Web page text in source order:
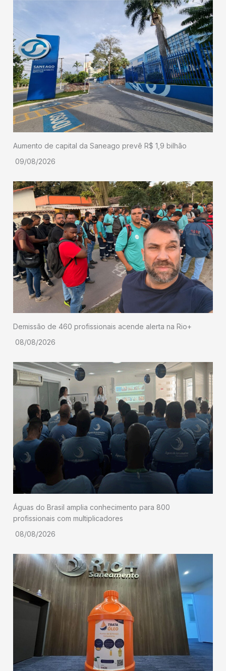
Aumento de capital da Saneago prevê R$ 1,9 bilhão
09/08/2026
Demissão de 460 profissionais acende alerta na Rio+
08/08/2026
Águas do Brasil amplia conhecimento para 800
profissionais com multiplicadores
08/08/2026